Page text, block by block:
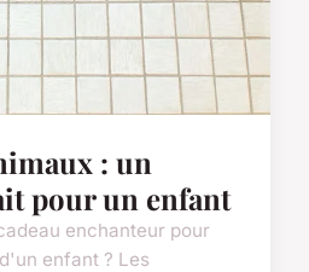
: un
pour un enfant
enchanteur pour
enfant ? Les